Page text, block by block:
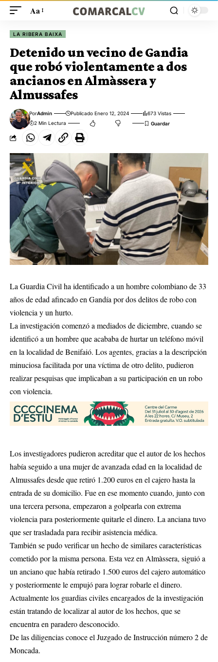
Aa
LA RIBERA BAIXA
Detenido un vecino de Gandia
que robó violentamente a dos
ancianos en Almàssera y
Almussafes
PorAdmin Publicado Enero 12, 2024
673 Vistas
2 Min Lectura
La Guardia Civil ha identificado a un hombre colombiano de 33
años de edad afincado en Gandía por dos delitos de robo con
violencia y un hurto.
La investigación comenzó a mediados de diciembre, cuando se
identificó a un hombre que acababa de hurtar un teléfono móvil
en la localidad de Benifaió. Los agentes, gracias a la descripción
minuciosa facilitada por una víctima de otro delito, pudieron
realizar pesquisas que implicaban a su participación en un robo
con violencia.
Los investigadores pudieron acreditar que el autor de los hechos
había seguido a una mujer de avanzada edad en la localidad de
Almussafes desde que retiró 1.200 euros en el cajero hasta la
entrada de su domicilio. Fue en ese momento cuando, junto con
una tercera persona, empezaron a golpearla con extrema
violencia para posteriormente quitarle el dinero. La anciana tuvo
que ser trasladada para recibir asistencia médica.
También se pudo verificar un hecho de similares características
cometido por la misma persona. Esta vez en Almàssera, siguió a
un anciano que había retirado 1.500 euros del cajero automático
y posteriormente le empujó para lograr robarle el dinero.
Actualmente los guardias civiles encargados de la investigación
están tratando de localizar al autor de los hechos, que se
encuentra en paradero desconocido.
De las diligencias conoce el Juzgado de Instrucción número 2 de
Moncada.